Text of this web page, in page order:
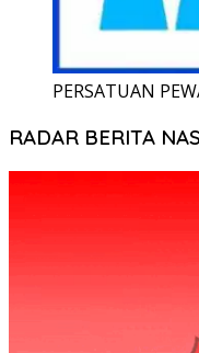
PERSATUAN
RADAR BERITA